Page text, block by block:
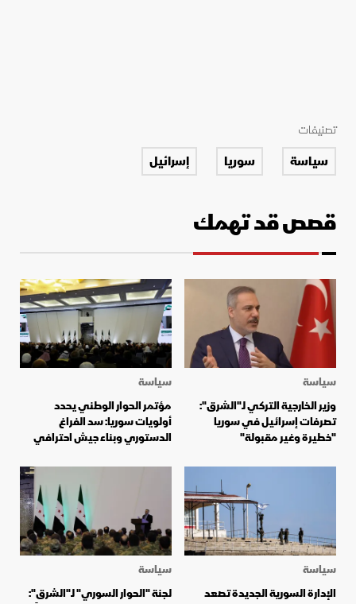
تصنيفات
سياسة سوريا إسرائيل
قصص قد تهمك
سياسة
وزير الخارجية التركي لـ"الشرق":
تصرفات إسرائيل في سوريا
"خطيرة وغير مقبولة"
سياسة
مؤتمر الحوار الوطني يحدد
أولويات سوريا: سد الفراغ
الدستوري وبناء جيش احترافي
سياسة
الإدارة السورية الجديدة تصعد
سياسة
لجنة "الحوار السوري" لـ"الشرق":